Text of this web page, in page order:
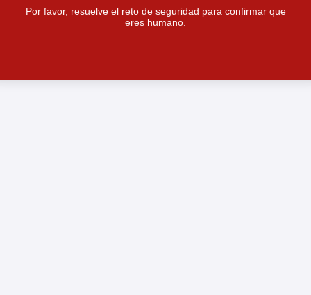
Por favor, resuelve el reto de seguridad para confirmar que
eres humano.